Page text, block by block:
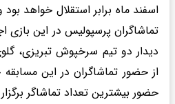
اسفند ماه برابر استقلال خواهد
تماشاگران پرسپولیس در این بازی
دیدار دو تیم سرخپوش تبریزی،
از حضور تماشاگران در این
حضور بیشترین تعداد تماشاگر